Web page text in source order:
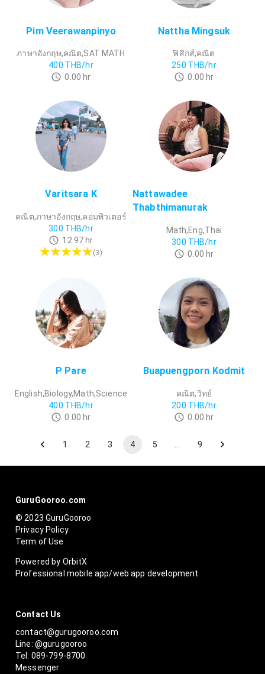
Pim Veerawanpinyo
ภาษาอังกฤษ,คณิต,SAT MATH
400 THB/hr
0.00 hr
Nattha Mingsuk
ฟิสิกส์,คณิต
250 THB/hr
0.00 hr
Varitsara K
คณิต,ภาษาอังกฤษ,คอมพิวเตอร์
300 THB/hr
12.97 hr
(3)
Nattawadee
Thabthimanurak
Math,Eng,Thai
300 THB/hr
0.00 hr
P Pare
English,Biology,Math,Science
400 THB/hr
0.00 hr
Buapuengporn Kodmit
คณิต,วิทย์
200 THB/hr
0.00 hr
1 2 3 4 5 9
GuruGooroo.com
© 2023 GuruGooroo
Privacy Policy
Term of Use
Powered by OrbitX
Professional mobile app/web app development
Contact Us
contact@gurugooroo.com
Line: @gurugooroo
Tel: 089-799-8700
Messenger